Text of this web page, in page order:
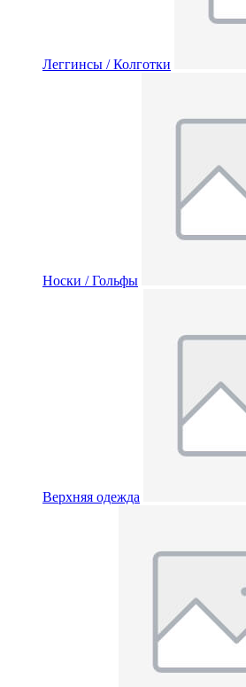
Леггинсы / Колготки
Носки / Гольфы
Верхняя одежда